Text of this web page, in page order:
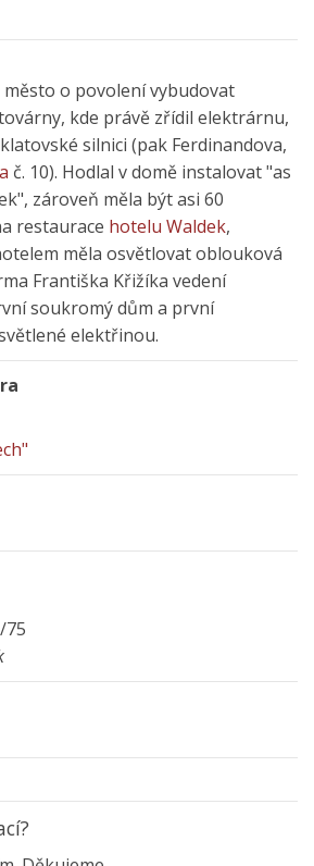
město o povolení vybudovat
kde právě zřídil elektrárnu,
silnici (pak Ferdinandova,
č. 10). Hodlal v domě instalovat "as
zároveň měla být asi 60
restaurace hotelu Waldek,
měla osvětlovat oblouková
Františka Křižíka vedení
soukromý dům a první
elektřinou.
75